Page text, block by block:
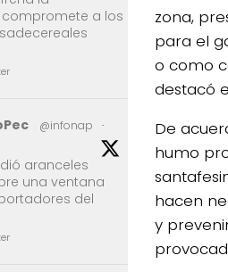
zona,
para el
o como
destacó
De
humo
hacen
y
a los
@infonap
·
aranceles
una ventana
del